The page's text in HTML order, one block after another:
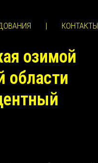
| КОНТАКТЫ
озимой
области